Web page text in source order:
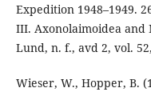
Expedition 1948–1949.
III. Axonolaimoidea and
Lund, n. f., avd 2, vol.
Wieser, W., Hopper, B.